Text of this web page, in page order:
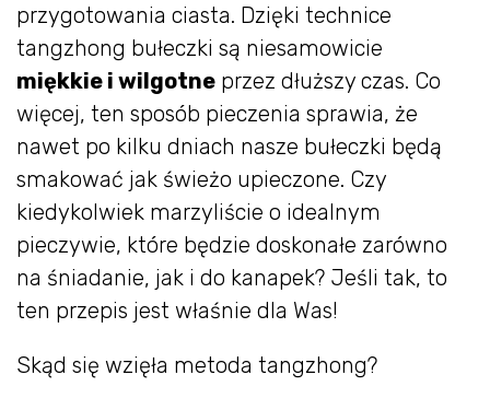
przygotowania ciasta. Dzięki technice
tangzhong bułeczki są niesamowicie
miękkie i wilgotne przez dłuższy czas. Co
więcej, ten sposób pieczenia sprawia, że
nawet po kilku dniach nasze bułeczki będą
smakować jak świeżo upieczone. Czy
kiedykolwiek marzyliście o idealnym
pieczywie, które będzie doskonałe zarówno
na śniadanie, jak i do kanapek? Jeśli tak, to
ten przepis jest właśnie dla Was!
Skąd się wzięła metoda tangzhong?